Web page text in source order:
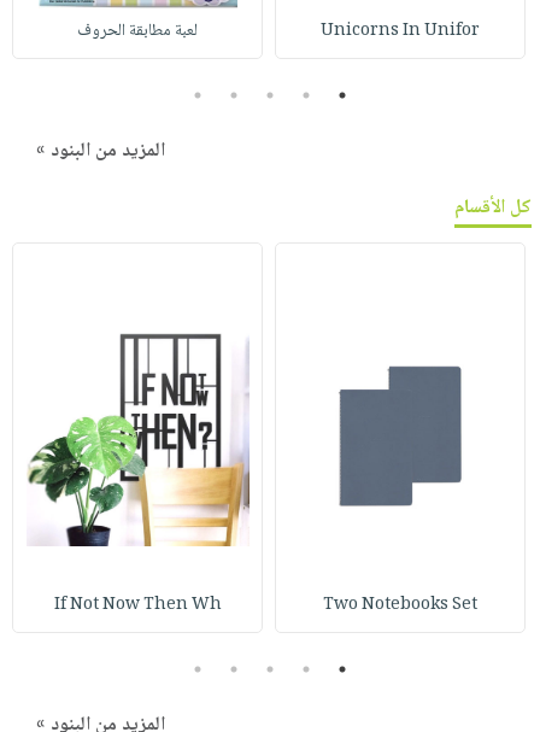
Unicorns In Unifor لعبة مطابقة الحروف
1
2
3
4
5
المزيد من البنود »
كل الأقسام
Two Notebooks Set
If Not Now Then Wh
1
2
3
4
5